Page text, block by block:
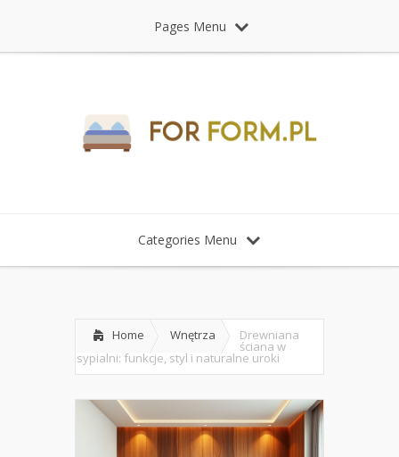
Pages Menu
Categories Menu
Home Wnętrza Drewniana
ściana w
sypialni: funkcje, styl i naturalne uroki